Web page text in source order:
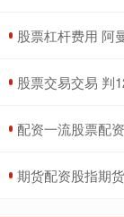
股票杠杆费用 阿
股票交易交易 判
配资一流股票配资门户 狂
期货配资股指期货配资